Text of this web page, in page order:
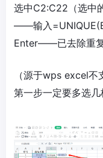
选中C2:C22（选中
——输入
Enter——已去除重
（源于wps excel不
第一步一定要多选几